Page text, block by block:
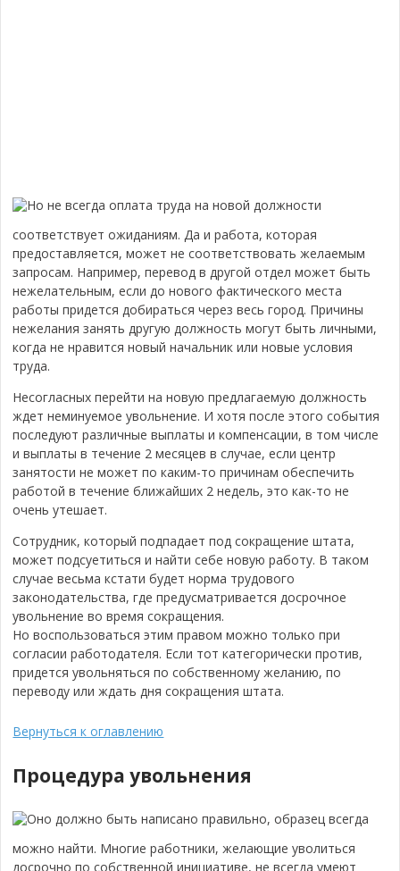
Но не всегда оплата труда на новой должности
соответствует ожиданиям. Да и работа, которая
предоставляется, может не соответствовать желаемым
запросам. Например, перевод в другой отдел может быть
нежелательным, если до нового фактического места
работы придется добираться через весь город. Причины
нежелания занять другую должность могут быть личными,
когда не нравится новый начальник или новые условия
труда.
Несогласных перейти на новую предлагаемую должность
ждет неминуемое увольнение. И хотя после этого события
последуют различные выплаты и компенсации, в том числе
и выплаты в течение 2 месяцев в случае, если центр
занятости не может по каким-то причинам обеспечить
работой в течение ближайших 2 недель, это как-то не
очень утешает.
Сотрудник, который подпадает под сокращение штата,
может подсуетиться и найти себе новую работу. В таком
случае весьма кстати будет норма трудового
законодательства, где предусматривается досрочное
увольнение во время сокращения.
Но воспользоваться этим правом можно только при
согласии работодателя. Если тот категорически против,
придется увольняться по собственному желанию, по
переводу или ждать дня сокращения штата.
Вернуться к оглавлению
Процедура увольнения
Оно должно быть написано правильно, образец всегда
можно найти. Многие работники, желающие уволиться
досрочно по собственной инициативе, не всегда умеют